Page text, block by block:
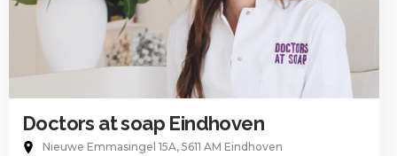
Doctors at soap Eindhoven
Nieuwe Emmasingel 15A, 5611 AM Eindhoven